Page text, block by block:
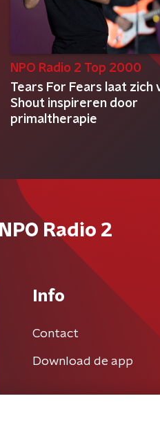
NPO Radio 2 Top 2000
Tears For Fears laat zich
Shout inspireren door
primaltherapie
Radio 2
Info
Contact
Download de app